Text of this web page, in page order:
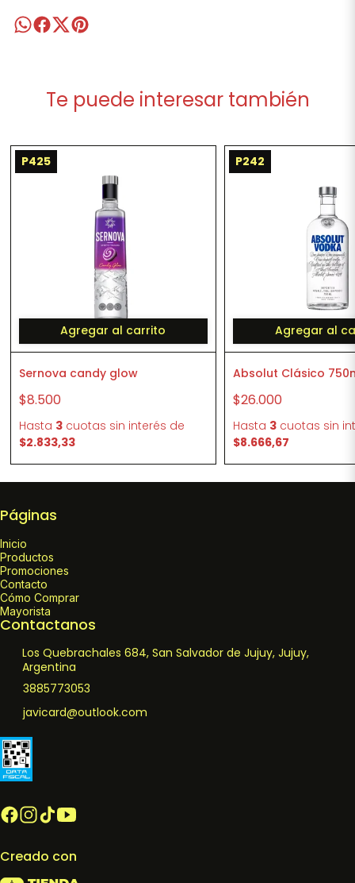
Te puede interesar también
P425
Agregar al carrito
Sernova candy glow
$8.500
Hasta 3cuotas sin interés de
$2.833,33
P242
Agregar al
Absolut Clásico
$26.000
Hasta 3 cuotas sin
$8.666,67
Páginas
Inicio
Productos
Promociones
Contacto
Cómo Comprar
Mayorista
Contactanos
Los Quebrachales 684, San Salvador de Jujuy, Jujuy,
Argentina
3885773053
javicard@outlook.com
Creado con